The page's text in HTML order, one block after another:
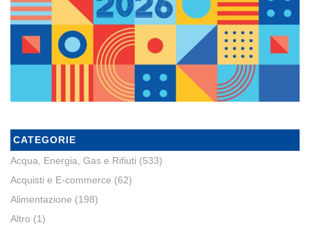
CATEGORIE
Acqua, Energia, Gas e Rifiuti (533)
Acquisti e E-commerce (62)
Alimentazione (198)
Altro (1)